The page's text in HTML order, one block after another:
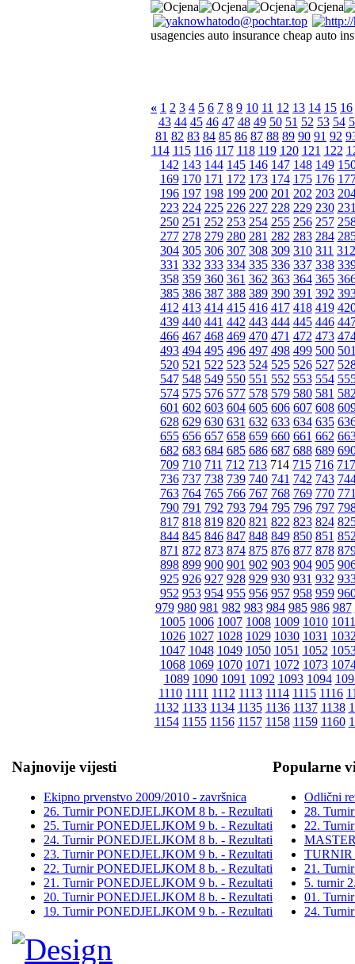
usagencies auto insurance cheap auto
« 1 2 3 4 5 6 7 8 9 10 11 12 13 14 15 16
43 44 45 46 47 48 49 50 51 52 53 54
81 82 83 84 85 86 87 88 89 90 91 92
114 115 116 117 118 119 120 121 122
142 143 144 145 146 147 148 149
169 170 171 172 173 174 175 176
196 197 198 199 200 201 202 203
223 224 225 226 227 228 229 230
250 251 252 253 254 255 256 257
277 278 279 280 281 282 283 284
304 305 306 307 308 309 310 311 312
331 332 333 334 335 336 337 338
358 359 360 361 362 363 364 365
385 386 387 388 389 390 391 392
412 413 414 415 416 417 418 419
439 440 441 442 443 444 445 446
466 467 468 469 470 471 472 473
493 494 495 496 497 498 499 500
520 521 522 523 524 525 526 527
547 548 549 550 551 552 553 554
574 575 576 577 578 579 580 581
601 602 603 604 605 606 607 608
628 629 630 631 632 633 634 635
655 656 657 658 659 660 661 662
682 683 684 685 686 687 688 689
709 710 711 712 713 714 715 716 717
736 737 738 739 740 741 742 743
763 764 765 766 767 768 769 770
790 791 792 793 794 795 796 797
817 818 819 820 821 822 823 824
844 845 846 847 848 849 850 851
871 872 873 874 875 876 877 878
898 899 900 901 902 903 904 905
925 926 927 928 929 930 931 932
952 953 954 955 956 957 958 959
979 980 981 982 983 984 985 986 987
1005 1006 1007 1008 1009 1010 1011
1026 1027 1028 1029 1030 1031
1047 1048 1049 1050 1051 1052
1068 1069 1070 1071 1072 1073
1089 1090 1091 1092 1093 1094
1110 1111 1112 1113 1114 1115 1116
1132 1133 1134 1135 1136 1137 1138
1154 1155 1156 1157 1158 1159 1160
Najnovije vijesti
Ekipno prvenstvo 2009/2010 - završnica
26. Turnir PONEDJELJKOM 8 b. - Rezultati
25. Turnir PONEDJELJKOM 9 b. - Rezultati
24. Turnir PONEDJELJKOM 8 b. - Rezultati
23. Turnir PONEDJELJKOM 9 b. - Rezultati
22. Turnir PONEDJELJKOM 8 b. - Rezultati
21. Turnir PONEDJELJKOM 9 b. - Rezultati
20. Turnir PONEDJELJKOM 8 b. - Rezultati
19. Turnir PONEDJELJKOM 9 b. - Rezultati
Popularne
Odlični
28.
22.
TURNIR
21.
5. turnir
01.
24.